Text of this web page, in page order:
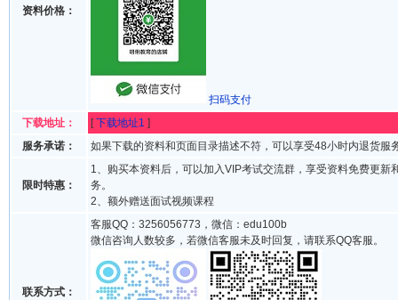
资料价格：
扫码支付
下载地址：
[下载地址1 ]
服务承诺：
如果下载的资料和页面目录描述不符，可以享受48小时内退货服
限时特惠：
1、购买本资料后，可以加入VIP考试交流群，享受资料免费更新
务。
2、额外赠送面试视频课程
联系方式：
客服QQ：3256056773，微信：edu100b
微信咨询人数较多，若微信客服未及时回复，请联系QQ客服。